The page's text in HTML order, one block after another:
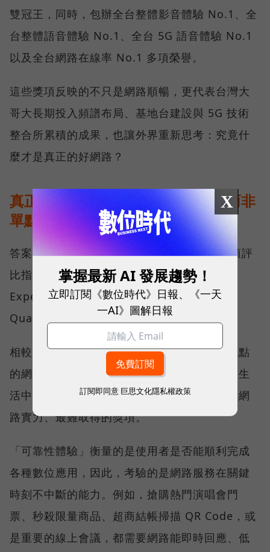
雙冠王，同時，包辦全台整體影音體驗 No.1、全
台整體語音體驗 No.1、全台 5G 語音體驗 No.1
以及全台網路在線率 No.1 多項榮譽。
這些獎項反映的不只是網路順暢，更代表台灣大
哥大長期投入頻譜布局、基地台建設與 5G 技術
整合所累積的成果，也讓外界重新思考：究竟什
麼才是真正的好網路？
真正的好網路，比的是長期穩定、而非
單點測速
答案，就藏在 Opensignal 最具代表性的兩項評
比指標──可靠性體驗（Reliability
Experience）與品質一致性（Consistent
Quality）。
相較於傳統下載速度只反映單一時間、單一地點
的網路表現，這兩項指標更重視使用者在真實生
活中的整體體驗，因此也是最能反映電信業者網
路實力、最難取得的獎項。
「可靠性體驗」衡量的是使用者是否能順利完成
各種數位應用，因此，考驗的是網路服務在關鍵
時刻不中斷的能力。例如，搶購熱門演唱會門
票、秒殺限量商品、超商結帳掃描 QR Code，或
是重要的線上會議，都需要網路能即時回應、低
X
掌握最新 AI 發展趨勢！
立即訂閱《數位時代》日報、《一天
一AI》圖解日報
訂閱即同意 巨思文化隱私權政策